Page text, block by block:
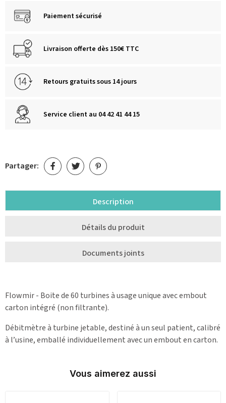
Paiement sécurisé
Livraison offerte dès 150€ TTC
Retours gratuits sous 14 jours
Service client au 04 42 41 44 15
Partager:
Description
Détails du produit
Documents joints
Flowmir - Boite de 60 turbines à usage unique avec embout
carton intégré (non filtrante).
Débitmètre à turbine jetable, destiné à un seul patient, calibré
à l’usine, emballé individuellement avec un embout en carton.
Vous aimerez aussi